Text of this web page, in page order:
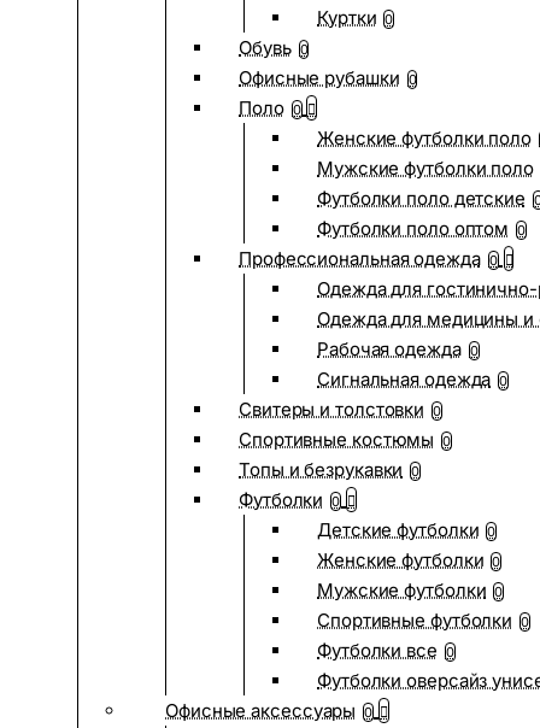
Куртки 0
Обувь 0
Офисные рубашки 0
Поло 0
Женские футболки поло
Мужские футболки поло
Футболки поло детские
Футболки поло оптом 0
Профессиональная одежда 0
Одежда для
Одежда для медицины и
Рабочая одежда 0
Сигнальная одежда 0
Свитеры и толстовки 0
Спортивные костюмы 0
Топы и безрукавки 0
Футболки 0
Детские футболки 0
Женские футболки 0
Мужские футболки 0
Спортивные футболки 0
Футболки все 0
Футболки оверсайз
Офисные аксессуары 0